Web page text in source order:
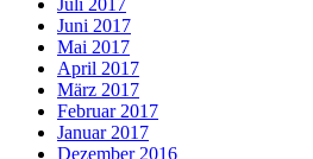
Juni 2017
Mai 2017
April 2017
März 2017
Februar 2017
Januar 2017
Dezember 2016